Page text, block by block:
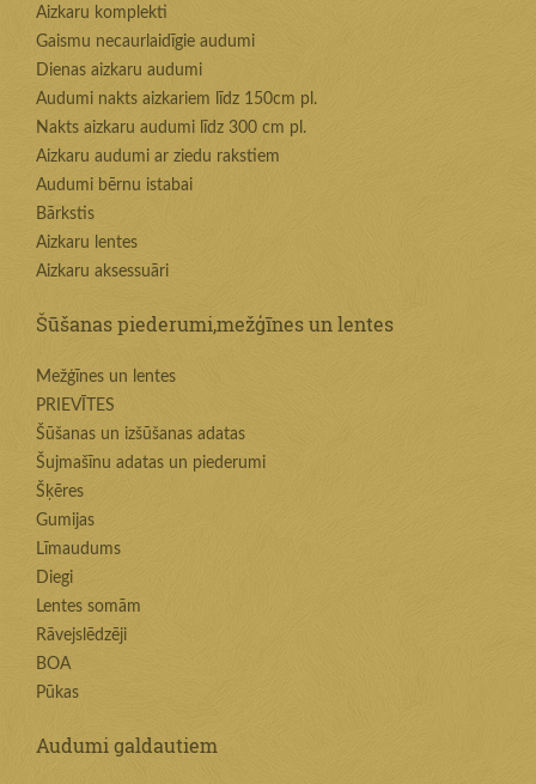
Aizkaru komplekti
Gaismu necaurlaidīgie audumi
Dienas aizkaru audumi
Audumi nakts aizkariem līdz 150cm pl.
Nakts aizkaru audumi līdz 300 cm pl.
Aizkaru audumi ar ziedu rakstiem
Audumi bērnu istabai
Bārkstis
Aizkaru lentes
Aizkaru aksessuāri
Šūšanas piederumi,mežģīnes un lentes
Mežģīnes un lentes
PRIEVĪTES
Šūšanas un izšūšanas adatas
Šujmašīnu adatas un piederumi
Šķēres
Gumijas
Līmaudums
Diegi
Lentes somām
Rāvejslēdzēji
BOA
Pūkas
Audumi galdautiem